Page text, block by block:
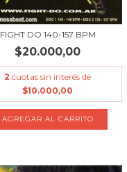
FIGHT DO 140-157 BPM
$20.000,00
2 cuotas sin interés de
$10.000,00